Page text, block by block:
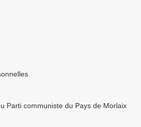
Parti communiste du Pays de Morlaix